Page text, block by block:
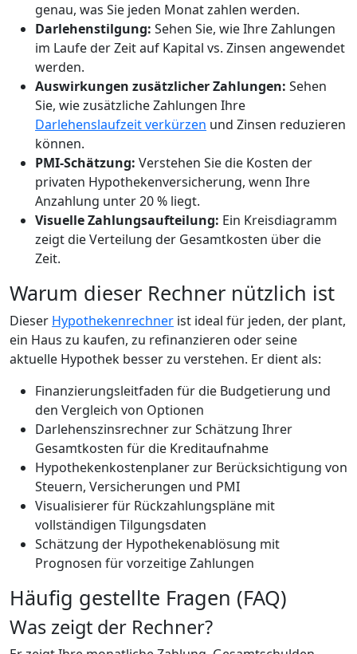
genau, was Sie jeden Monat zahlen werden.
Darlehenstilgung: Sehen Sie, wie Ihre Zahlungen
im Laufe der Zeit auf Kapital vs. Zinsen angewendet
werden.
Auswirkungen zusätzlicher Zahlungen: Sehen
Sie, wie zusätzliche Zahlungen Ihre
Darlehenslaufzeit verkürzen und Zinsen reduzieren
können.
PMI-Schätzung: Verstehen Sie die Kosten der
privaten Hypothekenversicherung, wenn Ihre
Anzahlung unter 20 % liegt.
Visuelle Zahlungsaufteilung: Ein Kreisdiagramm
zeigt die Verteilung der Gesamtkosten über die
Zeit.
Warum dieser Rechner nützlich ist
Dieser Hypothekenrechner ist ideal für jeden, der plant,
ein Haus zu kaufen, zu refinanzieren oder seine
aktuelle Hypothek besser zu verstehen. Er dient als:
Finanzierungsleitfaden für die Budgetierung und
den Vergleich von Optionen
Darlehenszinsrechner zur Schätzung Ihrer
Gesamtkosten für die Kreditaufnahme
Hypothekenkostenplaner zur Berücksichtigung von
Steuern, Versicherungen und PMI
Visualisierer für Rückzahlungspläne mit
vollständigen Tilgungsdaten
Schätzung der Hypothekenablösung mit
Prognosen für vorzeitige Zahlungen
Häufig gestellte Fragen (FAQ)
Was zeigt der Rechner?